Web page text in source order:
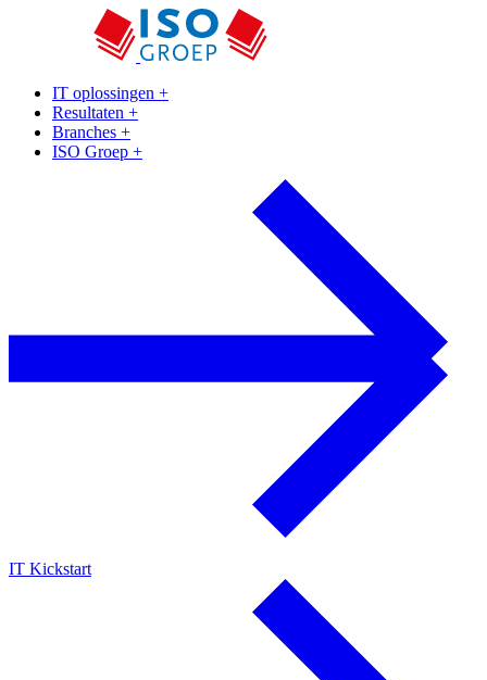
IT oplossingen +
Resultaten +
Branches +
ISO Groep +
IT Kickstart